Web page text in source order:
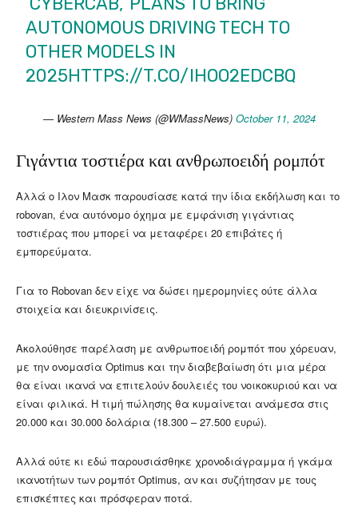
AUTONOMOUS DRIVING TECH TO
OTHER MODELS IN
2025HTTPS://T.CO/IHOO2EDCBQ
— Western Mass News (@WMassNews) October 11, 2024
Γιγάντια τοστιέρα και ανθρωποειδή ρομπότ
Αλλά ο Ιλον Μασκ παρουσίασε κατά την ίδια εκδήλωση και το
robovan, ένα αυτόνομο όχημα με εμφάνιση γιγάντιας
τοστιέρας που μπορεί να μεταφέρει 20 επιβάτες ή
εμπορεύματα.
Για το Robovan δεν είχε να δώσει ημερομηνίες ούτε άλλα
στοιχεία και διευκρινίσεις.
Ακολούθησε παρέλαση με ανθρωποειδή ρομπότ που χόρευαν,
με την ονομασία Optimus και την διαβεβαίωση ότι μια μέρα
θα είναι ικανά να επιτελούν δουλειές του νοικοκυριού και να
είναι φιλικά. Η τιμή πώλησης θα κυμαίνεται ανάμεσα στις
20.000 και 30.000 δολάρια (18.300 – 27.500 ευρώ).
Αλλά ούτε κι εδώ παρουσιάσθηκε χρονοδιάγραμμα ή γκάμα
ικανοτήτων των ρομπότ Optimus, αν και συζήτησαν με τους
επισκέπτες και πρόσφεραν ποτά.